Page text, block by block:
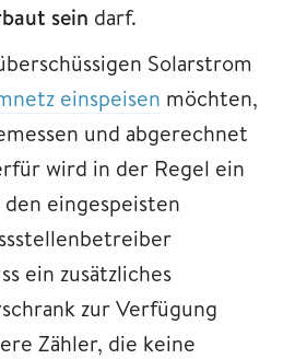
sein darf.
Solarstrom
einspeisen möchten,
und abgerechnet
wird in der Regel ein
eingespeisten
ein zusätzliches
zur Verfügung
Zähler, die keine